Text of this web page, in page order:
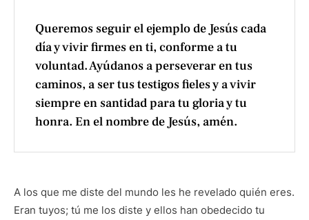
Queremos seguir el ejemplo de Jesús cada
día y vivir firmes en ti, conforme a tu
voluntad. Ayúdanos a perseverar en tus
caminos, a ser tus testigos fieles y a vivir
siempre en santidad para tu gloria y tu
honra. En el nombre de Jesús, amén.
A los que me diste del mundo les he revelado quién eres.
Eran tuyos; tú me los diste y ellos han obedecido tu